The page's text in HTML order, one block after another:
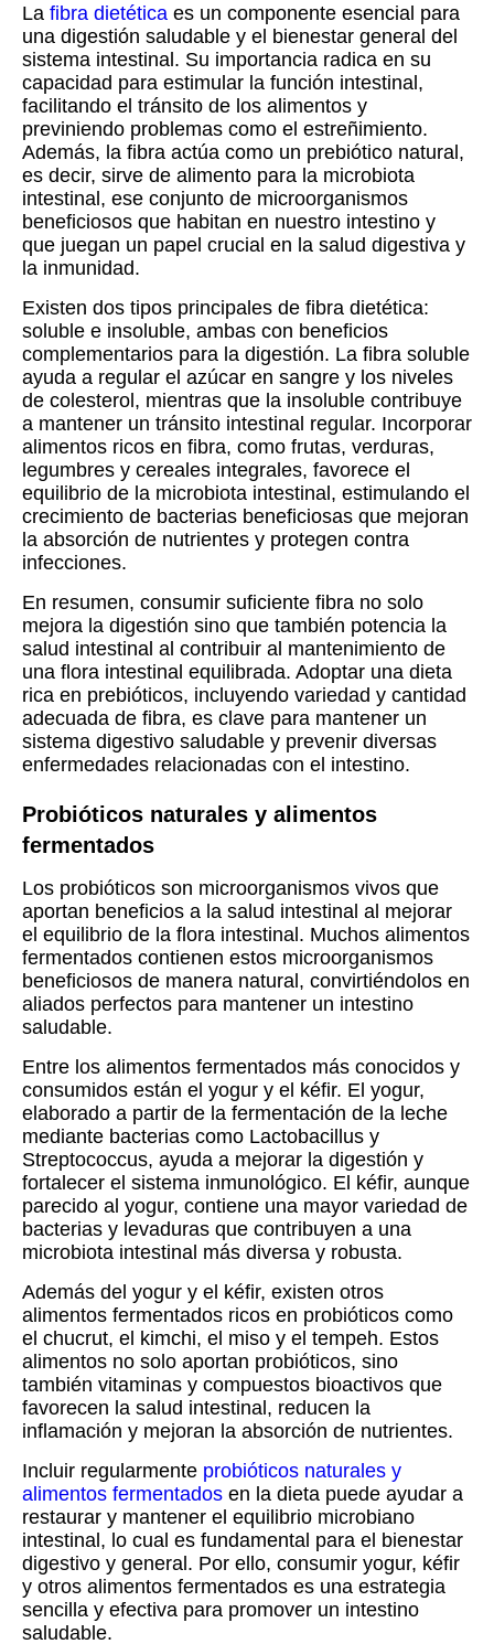
La fibra dietética es un componente esencial para
una digestión saludable y el bienestar general del
sistema intestinal. Su importancia radica en su
capacidad para estimular la función intestinal,
facilitando el tránsito de los alimentos y
previniendo problemas como el estreñimiento.
Además, la fibra actúa como un prebiótico natural,
es decir, sirve de alimento para la microbiota
intestinal, ese conjunto de microorganismos
beneficiosos que habitan en nuestro intestino y
que juegan un papel crucial en la salud digestiva y
la inmunidad.
Existen dos tipos principales de fibra dietética:
soluble e insoluble, ambas con beneficios
complementarios para la digestión. La fibra soluble
ayuda a regular el azúcar en sangre y los niveles
de colesterol, mientras que la insoluble contribuye
a mantener un tránsito intestinal regular. Incorporar
alimentos ricos en fibra, como frutas, verduras,
legumbres y cereales integrales, favorece el
equilibrio de la microbiota intestinal, estimulando el
crecimiento de bacterias beneficiosas que mejoran
la absorción de nutrientes y protegen contra
infecciones.
En resumen, consumir suficiente fibra no solo
mejora la digestión sino que también potencia la
salud intestinal al contribuir al mantenimiento de
una flora intestinal equilibrada. Adoptar una dieta
rica en prebióticos, incluyendo variedad y cantidad
adecuada de fibra, es clave para mantener un
sistema digestivo saludable y prevenir diversas
enfermedades relacionadas con el intestino.
Probióticos naturales y alimentos
fermentados
Los probióticos son microorganismos vivos que
aportan beneficios a la salud intestinal al mejorar
el equilibrio de la flora intestinal. Muchos alimentos
fermentados contienen estos microorganismos
beneficiosos de manera natural, convirtiéndolos en
aliados perfectos para mantener un intestino
saludable.
Entre los alimentos fermentados más conocidos y
consumidos están el yogur y el kéfir. El yogur,
elaborado a partir de la fermentación de la leche
mediante bacterias como Lactobacillus y
Streptococcus, ayuda a mejorar la digestión y
fortalecer el sistema inmunológico. El kéfir, aunque
parecido al yogur, contiene una mayor variedad de
bacterias y levaduras que contribuyen a una
microbiota intestinal más diversa y robusta.
Además del yogur y el kéfir, existen otros
alimentos fermentados ricos en probióticos como
el chucrut, el kimchi, el miso y el tempeh. Estos
alimentos no solo aportan probióticos, sino
también vitaminas y compuestos bioactivos que
favorecen la salud intestinal, reducen la
inflamación y mejoran la absorción de nutrientes.
Incluir regularmente probióticos naturales y
alimentos fermentados en la dieta puede ayudar a
restaurar y mantener el equilibrio microbiano
intestinal, lo cual es fundamental para el bienestar
digestivo y general. Por ello, consumir yogur, kéfir
y otros alimentos fermentados es una estrategia
sencilla y efectiva para promover un intestino
saludable.